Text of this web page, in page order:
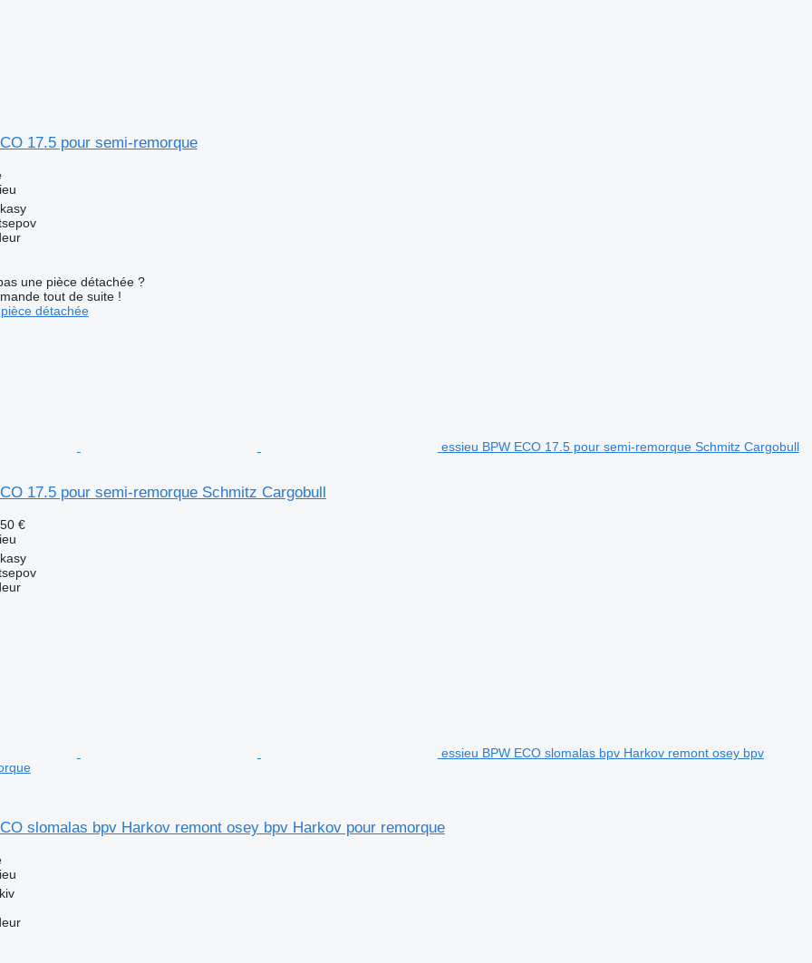
17.5 pour semi-remorque
une pièce détachée ?
tout de suite !
détachée
essieu BPW ECO 17.5 pour semi-remorque Schmitz Cargobull
17.5 pour semi-remorque Schmitz Cargobull
€
essieu BPW ECO slomalas bpv Harkov remont osey bpv
slomalas bpv Harkov remont osey bpv Harkov pour remorque